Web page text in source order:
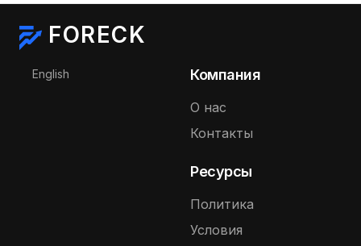
FORECK
Выберите язык
English Компания
О нас
Контакты
Ресурсы
Политика
Условия